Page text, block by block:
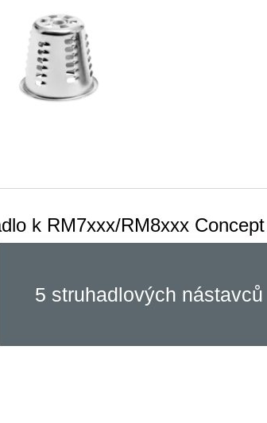
k RM7xxx/RM8xxx Concept
5 struhadlových nástavců